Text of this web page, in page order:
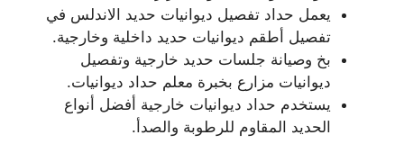
يعمل حداد تفصيل ديوانيات حديد الاندلس في
تفصيل أطقم ديوانيات حديد داخلية وخارجية.
بخ وصيانة جلسات حديد خارجية وتفصيل
ديوانيات مزارع بخبرة معلم حداد ديوانيات.
يستخدم حداد ديوانيات خارجية أفضل أنواع
الحديد المقاوم للرطوبة والصدأ.